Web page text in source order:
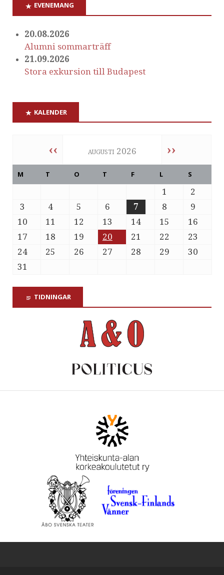
EVENEMANG
20.08.2026
Alumni sommarträff
21.09.2026
Stora exkursion till Budapest
KALENDER
‹‹ augusti 2026 ››
M T O T F L S
1
2
3
4 5 6 7 8
9
10
11 12 13 14 15
16
17
18 19 20 21 22
23
24
25 26 27 28 29
30
31
TIDNINGAR